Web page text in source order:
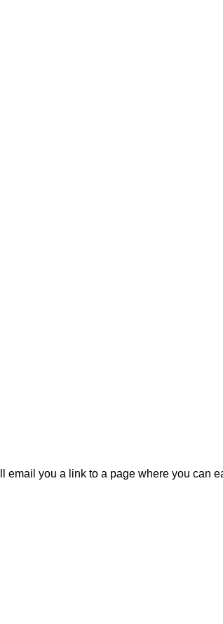
you a link to a page where you can